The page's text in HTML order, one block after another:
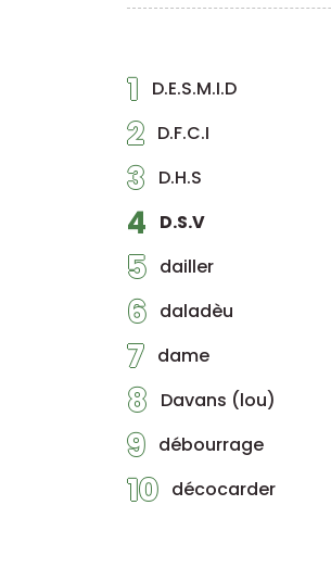
1 D.E.S.M.I.D
2 D.F.C.I
3 D.H.S
4 D.S.V
5 dailler
6 daladèu
7 dame
8 Davans (lou)
9 débourrage
10 décocarder